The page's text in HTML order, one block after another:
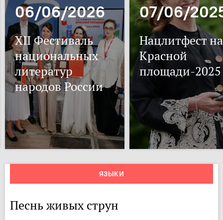
06/06/2026
XII Фестиваль
национальных
литератур
народов России
07/06/
Нацлитфест на
Красной
площади-2025
ЯЗЫКИ
Песнь живых струн